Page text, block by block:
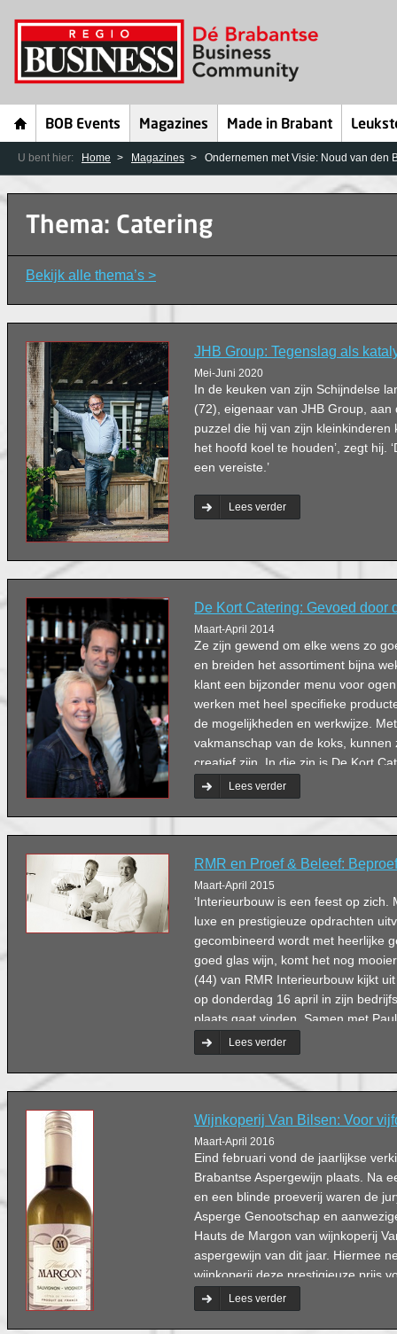
BOB Events Magazines Made in Brabant
U bent hier: Home Magazines Ondernemen met Visie: Noud van den
Thema: Catering
Bekijk alle thema’s >
JHB Group: Tegenslag als
Mei-Juni 2020
In de keuken van zijn Schijndelse
(72), eigenaar van JHB Group,
puzzel die hij van zijn kleinkinderen
het hoofd koel te houden’, zegt hij.
een vereiste.’
Lees verder
De Kort Catering: Gevoed door
Maart-April 2014
Ze zijn gewend om elke wens zo
en breiden het assortiment bijna
klant een bijzonder menu voor
werken met heel speciﬁeke
de mogelijkheden en werkwijze.
vakmanschap van de koks,
creatief zijn. In die zin is De Kort
vraag en feedback van de klant.
Lees verder
RMR en Proef & Beleef:
Maart-April 2015
‘Interieurbouw is een feest op zich.
luxe en prestigieuze opdrachten
gecombineerd wordt met heerlijke
goed glas wijn, komt het nog
(44) van RMR Interieurbouw kijkt
op donderdag 16 april in zijn
plaats gaat vinden. Samen met
& Beleef, ziet hij het helemaal voor
Lees verder
Wijnkoperij Van Bilsen: Voor
Maart-April 2016
Eind februari vond de jaarlijkse
Brabantse Aspergewijn plaats. Na
en een blinde proeverij waren de
Asperge Genootschap en
Hauts de Margon van wijnkoperij
aspergewijn van dit jaar. Hiermee
wijnkoperij deze prestigieuze prijs
ontvangst.Lees verder